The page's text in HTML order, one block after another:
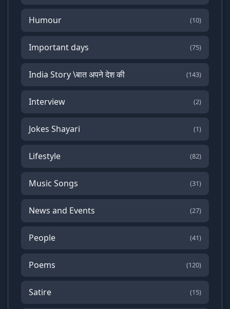
Humour (10)
Important days (75)
India Story \बात अपने देश की (143)
Interview (2)
Jokes Shayari (1)
Lifestyle (82)
Music Songs (31)
News and Events (27)
People (41)
Poems (120)
Satire (15)